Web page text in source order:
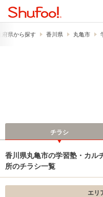
府県から探す 香川県 丸亀市
チラシ
香川県丸亀市の学習塾・カル
所のチラシ一覧
エリ